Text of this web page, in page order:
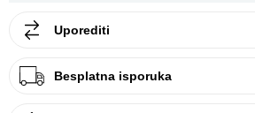
Uporediti
Besplatna isporuka